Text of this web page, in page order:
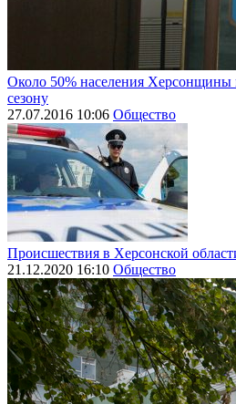
Около 50% населения Херсонщины
сезону
27.07.2016 10:06 Общество
Происшествия в Херсонской
21.12.2020 16:10 Общество